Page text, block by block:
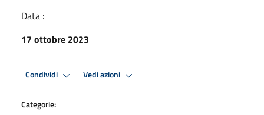
Data :
17 ottobre 2023
Condividi Vedi azioni
Categorie: